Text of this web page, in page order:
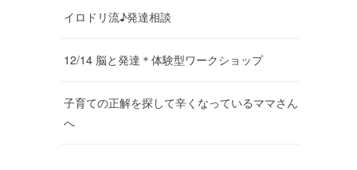
イロドリ流♪発達相談
12/14 脳と発達＊体験型ワークショップ
子育ての正解を探して辛くなっているママさん
へ